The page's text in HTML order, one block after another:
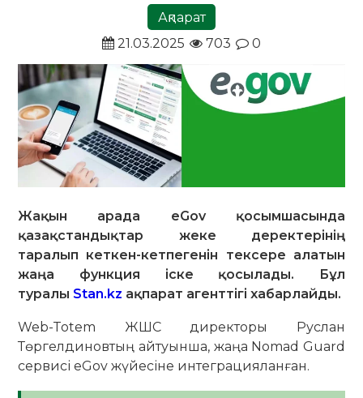
Ақпарат
21.03.2025
703 0
Жақын арада eGov қосымшасында
қазақстандықтар жеке деректерінің
таралып кеткен-кетпегенін тексере алатын
жаңа функция іске қосылады. Бұл
туралы Stan.kz ақпарат агенттігі хабарлайды.
Web-Totem ЖШС директоры Руслан
Төргелдиновтың айтуынша, жаңа Nomad Guard
сервисі eGov жүйесіне интеграцияланған.